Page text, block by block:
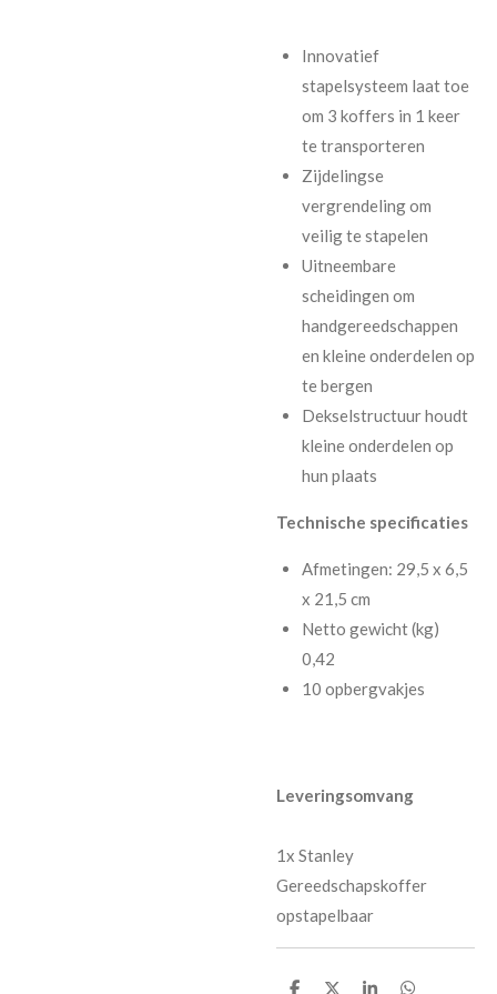
Innovatief
stapelsysteem laat toe
om 3 koffers in 1 keer
te transporteren
Zijdelingse
vergrendeling om
veilig te stapelen
Uitneembare
scheidingen om
handgereedschappen
en kleine onderdelen op
te bergen
Dekselstructuur houdt
kleine onderdelen op
hun plaats
Technische specificaties
Afmetingen: 29,5 x 6,5
x 21,5 cm
Netto gewicht (kg)
0,42
10 opbergvakjes
Leveringsomvang
1x Stanley
Gereedschapskoffer
opstapelbaar